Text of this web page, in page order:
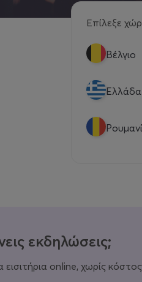
Επίλεξε
Βέλγιο
Eλλάδα
εκδηλώσεις;
online, χωρίς